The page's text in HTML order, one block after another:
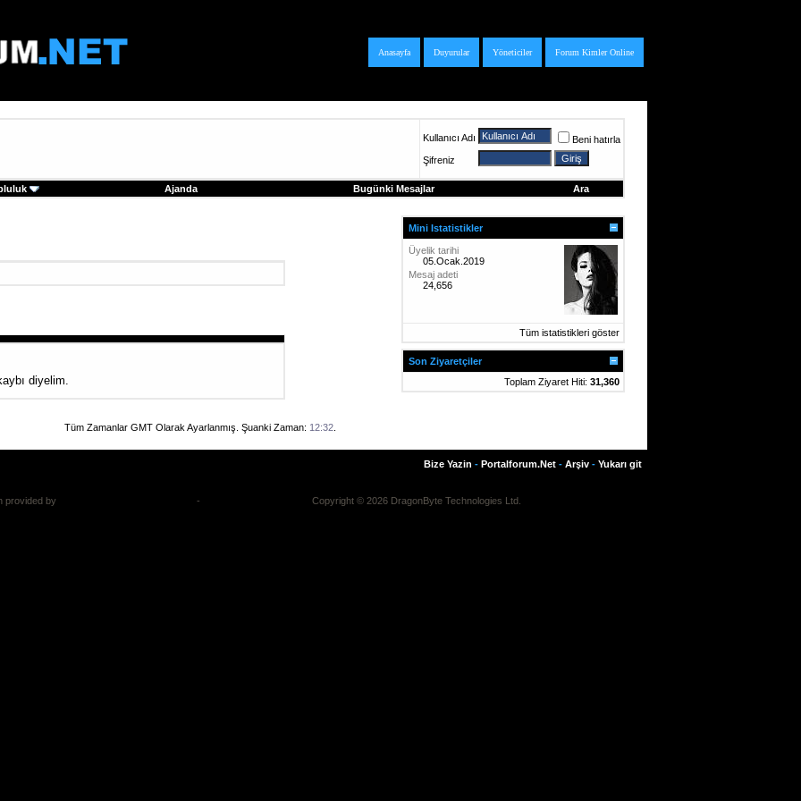
Forum Kimler Online
Yöneticiler
Duyurular
Anasayfa
Kullanıcı Adı
Beni hatırla
Şifreniz
Ajanda Bugünki Mesajlar Ara
diyelim.
Mini Istatistikler
Üyelik tarihi
05.Ocak.2019
Mesaj adeti
24,656
Tüm istatistikleri göster
Son Ziyaretçiler
Toplam Ziyaret Hiti: 31,360
Tüm Zamanlar GMT Olarak Ayarlanmış. Şuanki Zaman: 12:32
Bize Yazin - Portalforum.Net - Arşiv - Yukarı git
provided by - Copyright © 2026 DragonByte Technologies Ltd.